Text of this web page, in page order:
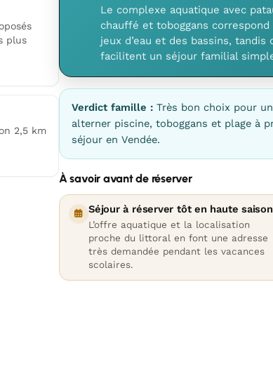
plus
2,5 km
Le complexe aquatique avec
chauffé et toboggans
jeux d’eau et des bassins,
facilitent un séjour familial
Verdict famille : Très bon choix pour
alterner piscine, toboggans et plage à
séjour en Vendée.
À savoir avant de réserver
Séjour à réserver tôt en haute saison
L’offre aquatique et la localisation
proche du littoral en font une adresse
très demandée pendant les vacances
scolaires.